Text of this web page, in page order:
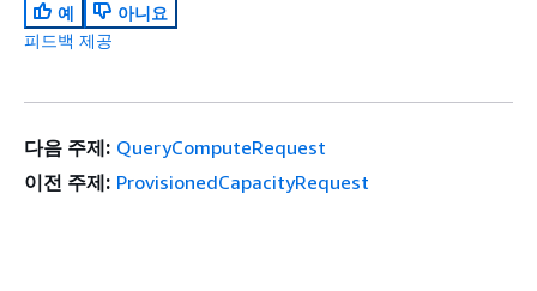
예
아니요
피드백 제공
다음 주제: QueryComputeRequest
이전 주제: ProvisionedCapacityRequest